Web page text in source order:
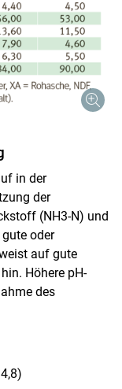
in der
der
(NH3-N) und
oder
auf gute
Höhere pH-
des